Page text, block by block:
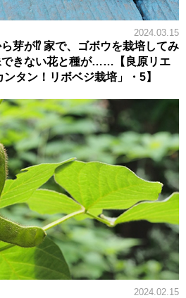
2024.03.15
芽が⁉ 家で、ゴボウを栽培してみ
できない花と種が……【良原リエ
タン！リボベジ栽培」・5】
2024.02.15